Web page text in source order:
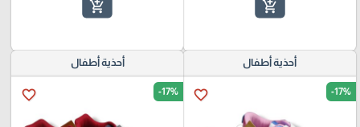
add_shopping_cart
add_shopping_cart
أحذية أطفال
favorite_border -17%
أحذية أطفال
favorite_border -17%